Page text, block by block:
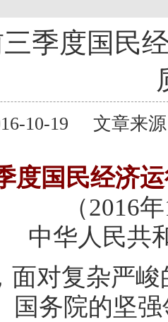
季度国民
10-19 文章来
度国民经济
（2016
中华人民共
面对复杂严
国务院的坚